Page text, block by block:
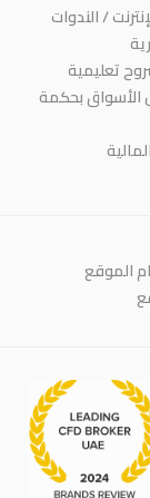
/ الندوات
تعليمية
الأسواق بحكمة
الموقع